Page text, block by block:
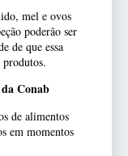
mel e ovos
poderão ser
de que essa
Conab
de alimentos
em momentos